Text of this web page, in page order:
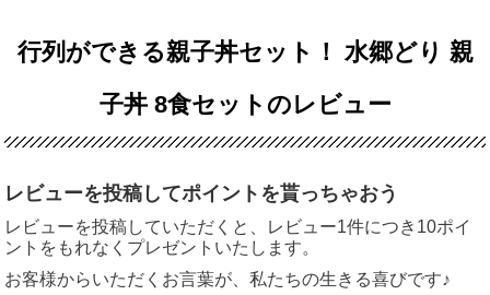
行列ができる親子丼セット！ 水郷どり 親
子丼 8食セットのレビュー
レビューを投稿してポイントを貰っちゃおう
レビューを投稿していただくと、レビュー1件につき10ポイ
ントをもれなくプレゼントいたします。
お客様からいただくお言葉が、私たちの生きる喜びです♪